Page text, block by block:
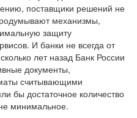
поставщики решений не
механизмы,
защиту
И банки не всегда от
лет назад Банк России
документы,
считывающими
бы достаточное количество
минимальное.